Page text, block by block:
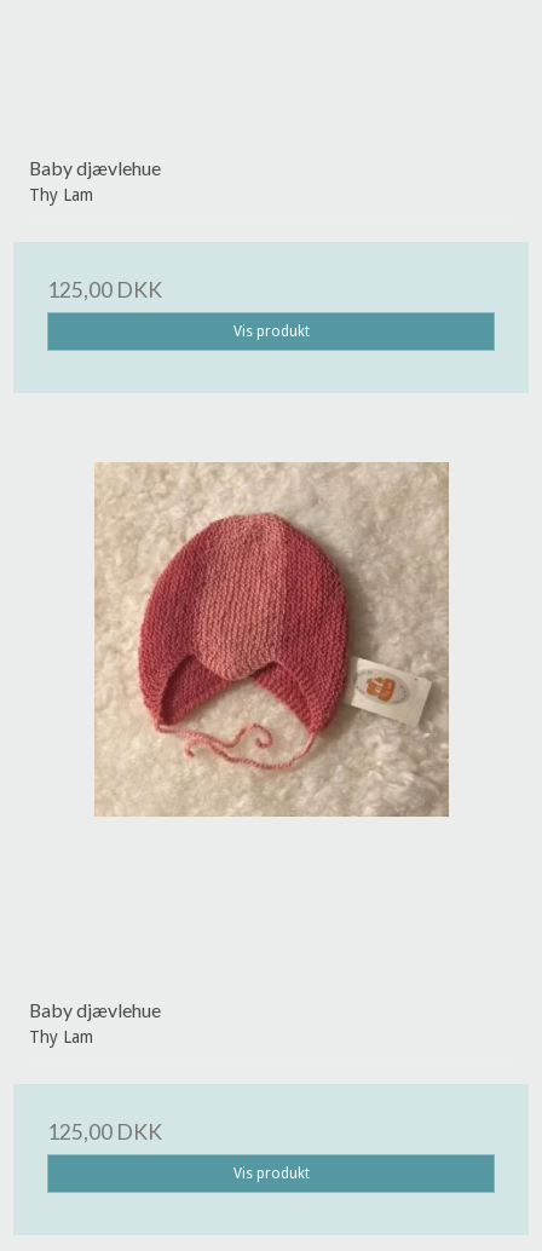
Baby djævlehue
Thy Lam
125,00 DKK
Vis produkt
Baby djævlehue
Thy Lam
125,00 DKK
Vis produkt